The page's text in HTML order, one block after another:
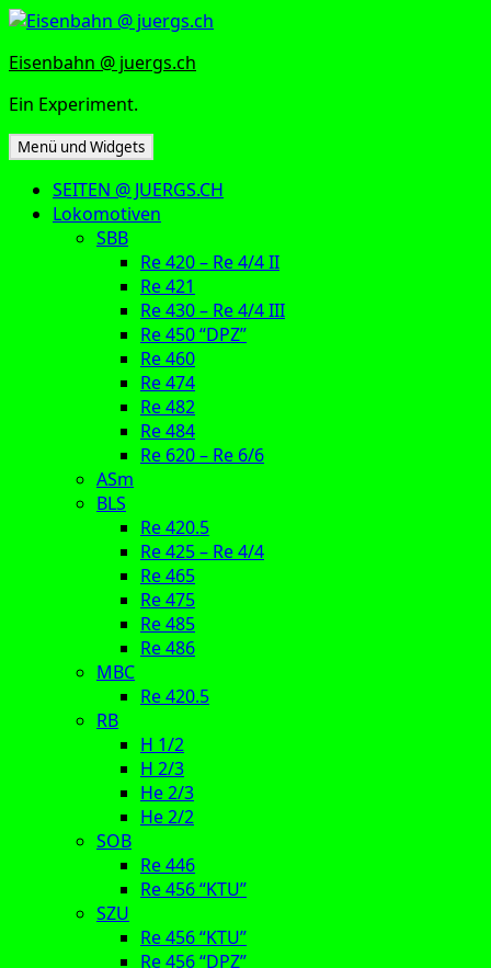
Zum
springen
Eisenbahn @ juergs.ch
Ein Experiment.
Menü und Widgets
SEITEN @ JUERGS.CH
Lokomotiven
SBB
Re 420 – Re 4/4 II
Re 421
Re 430 – Re 4/4 III
Re 450 “DPZ”
Re 460
Re 474
Re 482
Re 484
Re 620 – Re 6/6
ASm
BLS
Re 420.5
Re 425 – Re 4/4
Re 465
Re 475
Re 485
Re 486
MBC
Re 420.5
RB
H 1/2
H 2/3
He 2/3
He 2/2
SOB
Re 446
Re 456 “KTU”
SZU
Re 456 “KTU”
Re 456 “DPZ”